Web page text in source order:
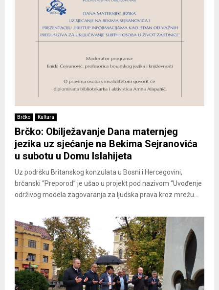
Brčko Kultura
Brčko: Obilježavanje Dana maternjeg
jezika uz sjećanje na Bekima Sejranovića
u subotu u Domu Islahijeta
Uz podršku Britanskog konzulata u Bosni i Hercegovini,
brčanski “Preporod” je ušao u projekt pod nazivom “Uvođenje
održivog modela zagovaranja za ljudska prava kroz mrežu...